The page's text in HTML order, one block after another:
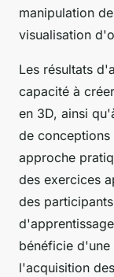
manipulation
visualisation
Les résultats
capacité à
en 3D, ainsi
de
approche
des exercices
des
bénéficie d'une
l'acquisition